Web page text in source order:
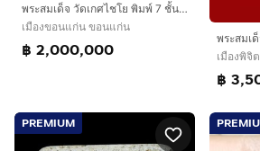
พระสมเด็จ วัดเกศไชโย พิมพ์ 7 ชั้น นิยม
เมืองขอนแก่น ขอนแก่น
฿ 2,000,000
เมืองพิจิ
฿
PREMIUM